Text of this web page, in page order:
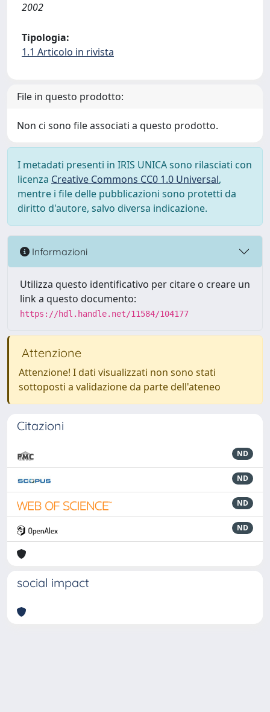
2002
Tipologia:
1.1 Articolo in rivista
File in questo prodotto:
Non ci sono file associati a questo prodotto.
I metadati presenti in IRIS UNICA sono rilasciati con
licenza Creative Commons CC0 1.0 Universal,
mentre i file delle pubblicazioni sono protetti da
diritto d'autore, salvo diversa indicazione.
Informazioni
Utilizza questo identificativo per citare o creare un
link a questo documento:
https://hdl.handle.net/11584/104177
Attenzione
Attenzione! I dati visualizzati non sono stati
sottoposti a validazione da parte dell'ateneo
Citazioni
ND
ND
ND
ND
social impact